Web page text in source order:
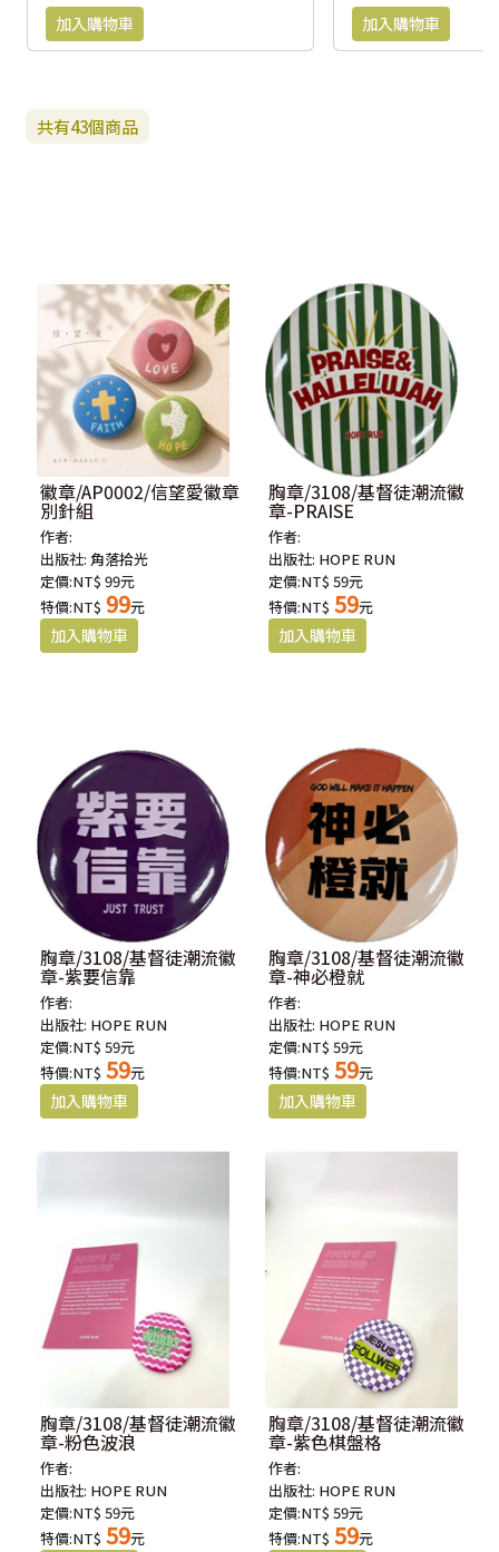
共有43個商品
徽章/AP0002/信望愛徽章
別針組
作者:
出版社: 角落拾光
定價:NT$ 99元
特價:NT$ 99元
胸章/3108/基督徒潮流徽
章-PRAISE
作者:
出版社: HOPE RUN
定價:NT$ 59元
特價:NT$ 59元
胸章/3108/基督徒潮流徽
章-紫要信靠
作者:
出版社: HOPE RUN
定價:NT$ 59元
特價:NT$ 59元
胸章/3108/基督徒潮流徽
章-神必橙就
作者:
出版社: HOPE RUN
定價:NT$ 59元
特價:NT$ 59元
胸章/3108/基督徒潮流徽
章-粉色波浪
作者:
出版社: HOPE RUN
定價:NT$ 59元
特價:NT$ 59元
胸章/3108/基督徒潮流徽
章-紫色棋盤格
作者:
出版社: HOPE RUN
定價:NT$ 59元
特價:NT$ 59元